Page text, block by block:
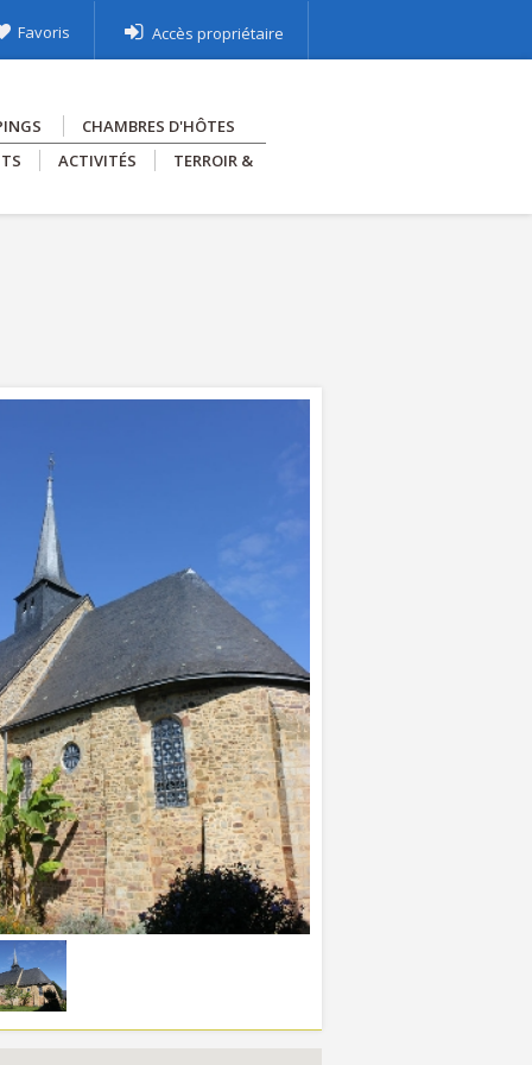
Favoris Accès propriétaire
CHAMBRES D'HÔTES
ACTIVITÉS TERROIR &